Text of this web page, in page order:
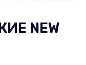
NEW